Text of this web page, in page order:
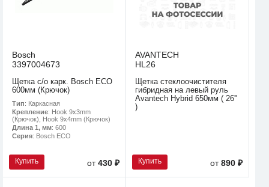
Bosch
3397004673
Щетка с/о карк. Bosch ECO
600мм (Крючок)
Тип: Каркасная
Крепление: Hook 9x3mm
(Крючок), Hook 9x4mm (Крючок)
Длина 1, мм: 600
Серия: Bosch ECO
Купить от430 ₽
AVANTECH
HL26
Щетка стеклоочистителя
гибридная на левый руль
Avantech Hybrid 650мм ( 26''
)
Купить от890 ₽